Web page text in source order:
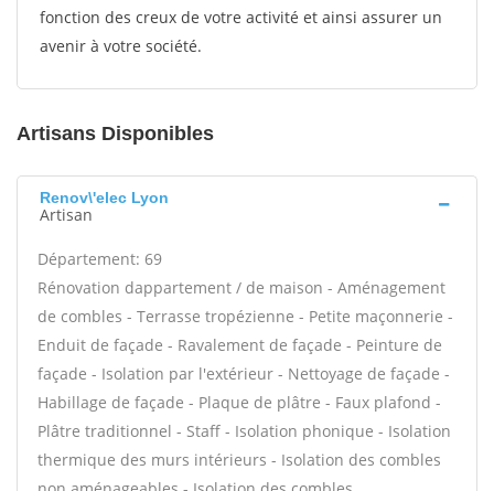
fonction des creux de votre activité et ainsi assurer un
avenir à votre société.
Artisans Disponibles
Renov\'elec Lyon
Artisan
Département: 69
Rénovation dappartement / de maison - Aménagement
de combles - Terrasse tropézienne - Petite maçonnerie -
Enduit de façade - Ravalement de façade - Peinture de
façade - Isolation par l'extérieur - Nettoyage de façade -
Habillage de façade - Plaque de plâtre - Faux plafond -
Plâtre traditionnel - Staff - Isolation phonique - Isolation
thermique des murs intérieurs - Isolation des combles